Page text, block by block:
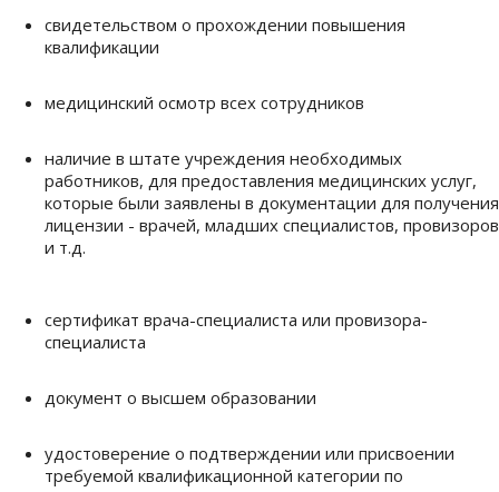
свидетельством о прохождении повышения
квалификации
медицинский осмотр всех сотрудников
наличие в штате учреждения необходимых
работников, для предоставления медицинских услуг,
которые были заявлены в документации для получения
лицензии - врачей, младших специалистов, провизоров
и т.д.
сертификат врача-специалиста или провизора-
специалиста
документ о высшем образовании
удостоверение о подтверждении или присвоении
требуемой квалификационной категории по